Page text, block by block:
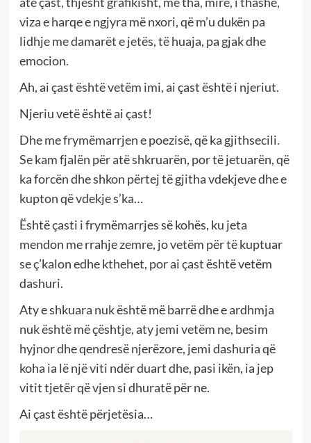
viza e harqe e ngjyra më nxori, që m’u dukën pa
lidhje me damarët e jetës, të huaja, pa gjak dhe
emocion.
Ah, ai çast është vetëm imi, ai çast është i njeriut.
Njeriu vetë është ai çast!
Dhe me frymëmarrjen e poezisë, që ka gjithsecili.
Se kam fjalën për atë shkruarën, por të jetuarën, që
ka forcën dhe shkon përtej të gjitha vdekjeve dhe e
kupton që vdekje s’ka…
Është çasti i frymëmarrjes së kohës, ku jeta
mendon me rrahje zemre, jo vetëm për të kuptuar
se ç’kalon edhe kthehet, por ai çast është vetëm
dashuri.
Aty e shkuara nuk është më barrë dhe e ardhmja
nuk është më çështje, aty jemi vetëm ne, besim
hyjnor dhe qendresë njerëzore, jemi dashuria që
koha ia lë një viti ndër duart dhe, pasi ikën, ia jep
vitit tjetër që vjen si dhuratë për ne.
Ai çast është përjetësia…